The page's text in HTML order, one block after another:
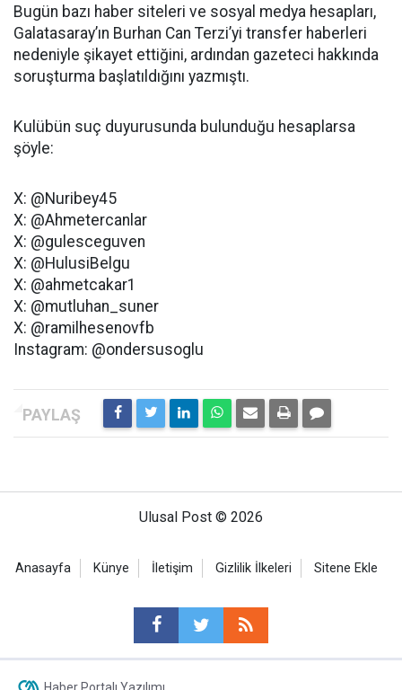
Bugün bazı haber siteleri ve sosyal medya hesapları,
Galatasaray’ın Burhan Can Terzi’yi transfer haberleri
nedeniyle şikayet ettiğini, ardından gazeteci hakkında
soruşturma başlatıldığını yazmıştı.
Kulübün suç duyurusunda bulunduğu hesaplarsa
şöyle:
X: @Nuribey45
X: @Ahmetercanlar
X: @gulesceguven
X: @HulusiBelgu
X: @ahmetcakar1
X: @mutluhan_suner
X: @ramilhesenovfb
Instagram: @ondersusoglu
Ulusal Post © 2026
Anasayfa Künye İletişim Gizlilik İlkeleri Sitene Ekle